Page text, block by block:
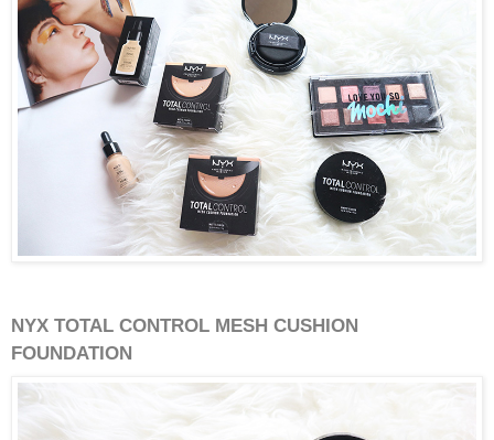
NYX TOTAL CONTROL MESH CUSHION
FOUNDATION